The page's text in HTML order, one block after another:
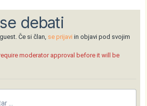
debati
Če si član, se prijavi in objavi pod svojim
moderator approval before it will be
...